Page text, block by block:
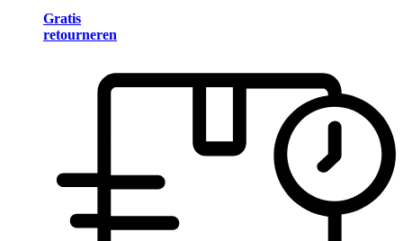
Gratis
retourneren